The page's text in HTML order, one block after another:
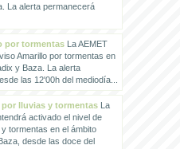
La alerta permanecerá
por tormentasLa AEMET
Amarillo por tormentas en
y Baza. La alerta
las 12'00h del mediodía...
lluvias y tormentasLa
activado el nivel de
tormentas en el ámbito
desde las doce del